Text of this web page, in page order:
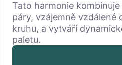
Tato harmonie
páry, vzájemně vzdálené
kruhu, a vytváří
paletu.